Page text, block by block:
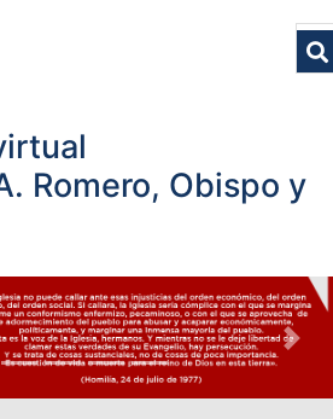
Romero, Obispo y